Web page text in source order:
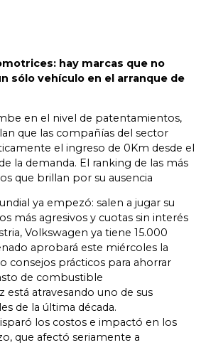
hay marcas que no
sólo vehículo en el arranque de
en el nivel de patentamientos,
que las compañías del sector
el ingreso de 0Km desde el
la demanda. El ranking de las más
que brillan por su ausencia
ya empezó: salen a jugar su
más agresivos y cuotas sin interés
Volkswagen ya tiene 15.000
aprobará este miércoles la
consejos prácticos para ahorrar
de combustible
atravesando uno de sus
de la última década.
los costos e impactó en los
que afectó seriamente a